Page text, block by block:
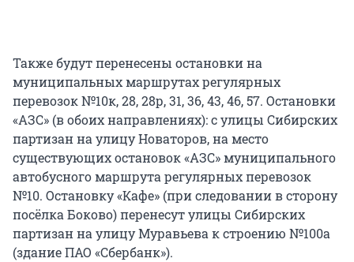
Также будут перенесены остановки на
муниципальных маршрутах регулярных
перевозок №10к, 28, 28р, 31, 36, 43, 46, 57. Остановки
«АЗС» (в обоих направлениях): с улицы Сибирских
партизан на улицу Новаторов, на место
существующих остановок «АЗС» муниципального
автобусного маршрута регулярных перевозок
№10. Остановку «Кафе» (при следовании в сторону
посёлка Боково) перенесут улицы Сибирских
партизан на улицу Муравьева к строению №100а
(здание ПАО «Сбербанк»).